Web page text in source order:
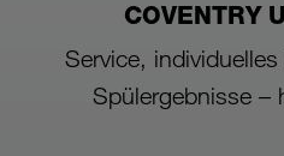
COVENTRY
Service,
Spülergebnisse –